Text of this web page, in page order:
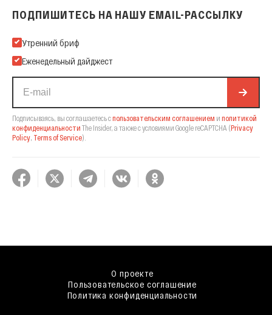
ПОДПИШИТЕСЬ НА НАШУ EMAIL-РАССЫЛКУ
Подпишитесь на нашу Email-рассылку
Утренний бриф
Еженедельный дайджест
Подписываясь, вы соглашаетесь спользовательским соглашением и политикой
конфиденциальности The Insider, а также с условиями Google reCAPTCHA (Privacy
Policy Terms of Service).
О проекте
Пользовательское соглашение
Политика конфиденциальности